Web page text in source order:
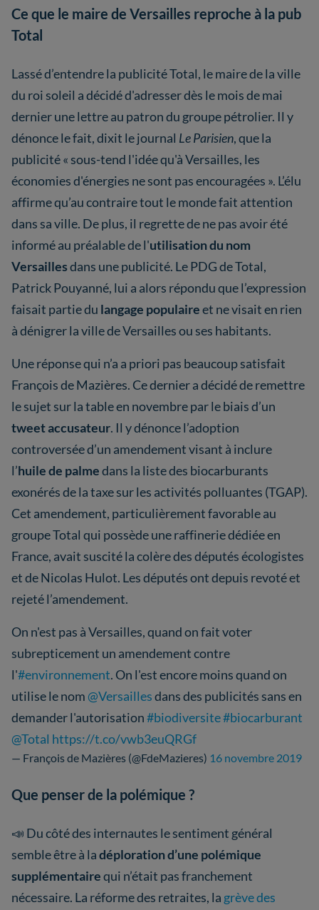
Ce que le maire de Versailles reproche à la pub
Total
du roi soleil a décidé d'adresser dès le mois de mai
dernier une lettre au patron du groupe pétrolier. Il y
dénonce le fait, dixit le journal Le Parisien, que la
publicité « sous-tend l'idée qu'à Versailles, les
économies d'énergies ne sont pas encouragées ». L’élu
affirme qu’au contraire tout le monde fait attention
dans sa ville. De plus, il regrette de ne pas avoir été
informé au préalable de l'utilisation du nom
Versaillesdans une publicité. Le PDG de Total,
Patrick Pouyanné, lui a alors répondu que l’expression
faisait partie du langage populaireet ne visait en rien
à dénigrer la ville de Versailles ou ses habitants.
Une réponse qui n’a a priori pas beaucoup satisfait
François de Mazières. Ce dernier a décidé de remettre
le sujet sur la table en novembre par le biais d’un
tweet accusateur. Il y dénonce l’adoption
controversée d’un amendement visant à inclure
l’huile de palmedans la liste des biocarburants
exonérés de la taxe sur les activités polluantes (TGAP).
Cet amendement, particulièrement favorable au
groupe Total qui possède une raffinerie dédiée en
France, avait suscité la colère des députés écologistes
et de Nicolas Hulot. Les députés ont depuis revoté et
rejeté l’amendement.
On n'est pas à Versailles, quand on fait voter
subrepticement un amendement contre
l'#environnement. On l'est encore moins quand on
utilise le nom @Versaillesdans des publicités sans en
demander l'autorisation#biodiversite#biocarburant
@Total https://t.co/vwb3euQRGf
— François de Mazières (@FdeMazieres) 16 novembre 2019
Que penser de la polémique ?
📣 Du côté des internautes le sentiment général
semble être à ladéploration d’une polémique
supplémentairequi n’était pas franchement
nécessaire. La réforme des retraites, la grève des